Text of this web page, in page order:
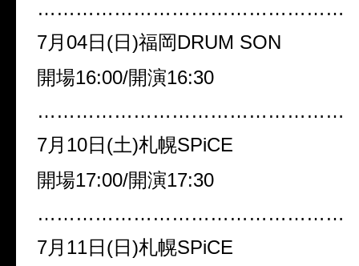
…………………………………………
7月04日(日)福岡DRUM SON
開場16:00/開演16:30
…………………………………………
7月10日(土)札幌SPiCE
開場17:00/開演17:30
…………………………………………
7月11日(日)札幌SPiCE